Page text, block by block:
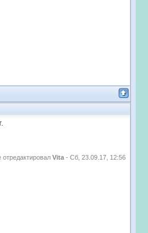
Vita - Сб, 23.09.17, 12:56